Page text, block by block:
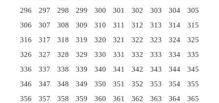
296
297 298 299 300 301 302 303 304
305
306
307 308 309 310 311 312 313 314
315
316
317 318 319 320 321 322 323 324
325
326
327 328 329 330 331 332 333 334
335
336
337 338 339 340 341 342 343 344
345
346
347 348 349 350 351 352 353 354
355
356
357 358 359 360 361 362 363 364
365